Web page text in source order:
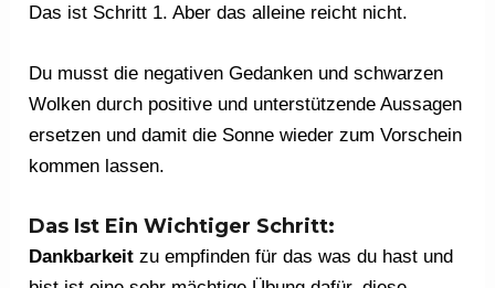
Das ist Schritt 1. Aber das alleine reicht nicht.
Du musst die negativen Gedanken und schwarzen
Wolken durch positive und unterstützende Aussagen
ersetzen und damit die Sonne wieder zum Vorschein
kommen lassen.
Das Ist Ein Wichtiger Schritt:
Dankbarkeit zu empfinden für das was du hast und